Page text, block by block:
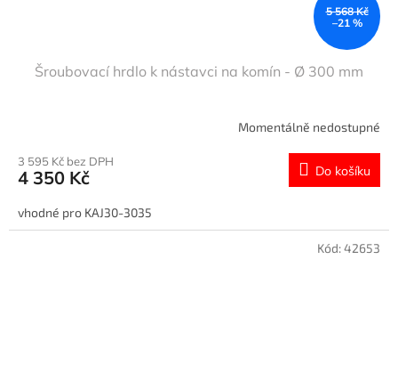
5 568 Kč
–21 %
Šroubovací hrdlo k nástavci na komín - Ø 300 mm
Momentálně nedostupné
3 595 Kč bez DPH
4 350 Kč Do košíku
vhodné pro KAJ30-3035
Kód:42653